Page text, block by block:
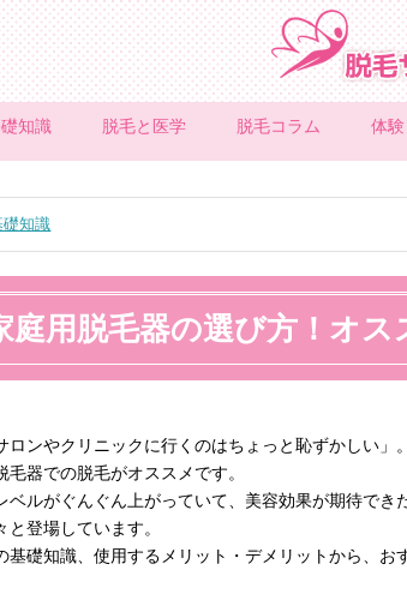
知識 脱毛と医学 脱毛コラム 体験
礎知識
庭用脱毛器の選び方！オ
ロンやクリニックに行くのはちょっと恥ずかしい」。
器での脱毛がオススメです。
ベルがぐんぐん上がっていて、美容効果が期待で
登場しています。
基礎知識、使用するメリット・デメリットから、お